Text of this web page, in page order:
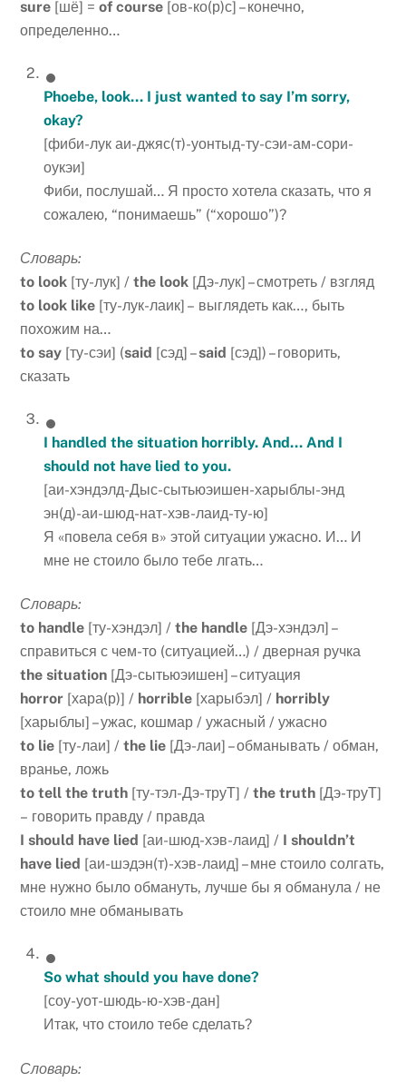
sure [шё] =of course [ов-ко(р)с] – конечно,
определенно…
Phoebe, look… I just wanted to say I’m sorry,
okay?
[фиби-лук аи-джяс(т)-уонтыд-ту-сэи-ам-сори-
оукэи]
Фиби, послушай… Я просто хотела сказать, что я
сожалею, “понимаешь” (“хорошо”)?
Словарь:
to look [ту-лук] /the look [Дэ-лук] – смотреть / взгляд
to look like [ту-лук-лаик] – выглядеть как…, быть
похожим на…
to say [ту-сэи] (said [сэд] –said [сэд]) – говорить,
сказать
I handled the situation horribly. And… And I
should not have lied to you.
[аи-хэндэлд-Дыс-сытьюэишен-харыблы-энд
эн(д)-аи-шюд-нат-хэв-лаид-ту-ю]
Я «повела себя в» этой ситуации ужасно. И… И
мне не стоило было тебе лгать…
Словарь:
to handle [ту-хэндэл] /the handle [Дэ-хэндэл] –
справиться с чем-то (ситуацией…) / дверная ручка
the situation [Дэ-сытьюэишен] – ситуация
horror [хара(р)] / horrible [харыбэл] / horribly
[харыблы] – ужас, кошмар / ужасный / ужасно
to lie [ту-лаи] /the lie [Дэ-лаи] – обманывать / обман,
вранье, ложь
to tell the truth [ту-тэл-Дэ-труТ] /the truth [Дэ-труТ]
– говорить правду / правда
I should have lied [аи-шюд-хэв-лаид] / I shouldn’t
have lied [аи-шэдэн(т)-хэв-лаид] – мне стоило солгать,
мне нужно было обмануть, лучше бы я обманула / не
стоило мне обманывать
So what should you have done?
[соу-уот-шюдь-ю-хэв-дан]
Итак, что стоило тебе сделать?
Словарь: